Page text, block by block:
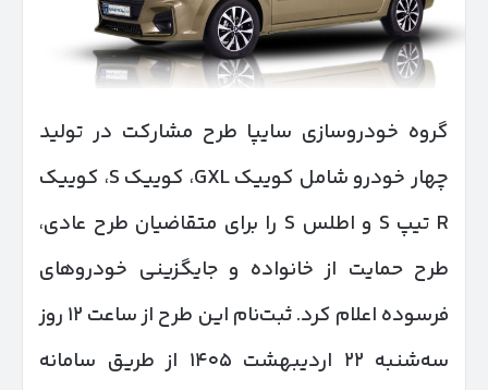
گروه خودروسازی سایپا طرح مشارکت در تولید
چهار خودرو شامل کوییک GXL، کوییک S، کوییک
R تیپ S و اطلس S را برای متقاضیان طرح عادی،
طرح حمایت از خانواده و جایگزینی خودروهای
فرسوده اعلام کرد. ثبت‌نام این طرح از ساعت ۱۲ روز
سه‌شنبه ۲۲ اردیبهشت ۱۴۰۵ از طریق سامانه